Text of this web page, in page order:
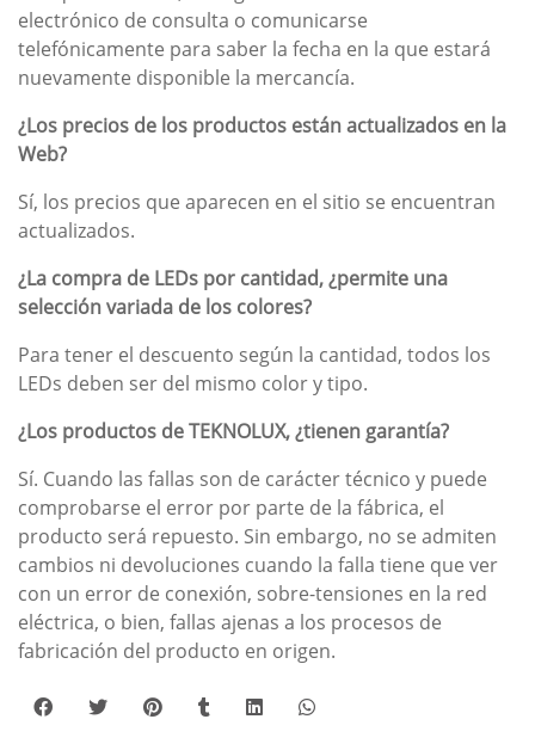
electrónico de consulta o comunicarse
telefónicamente para saber la fecha en la que estará
nuevamente disponible la mercancía.
¿Los precios de los productos están actualizados en la
Web?
Sí, los precios que aparecen en el sitio se encuentran
actualizados.
¿La compra de LEDs por cantidad, ¿permite una
selección variada de los colores?
Para tener el descuento según la cantidad, todos los
LEDs deben ser del mismo color y tipo.
¿Los productos de TEKNOLUX, ¿tienen garantía?
Sí. Cuando las fallas son de carácter técnico y puede
comprobarse el error por parte de la fábrica, el
producto será repuesto. Sin embargo, no se admiten
cambios ni devoluciones cuando la falla tiene que ver
con un error de conexión, sobre-tensiones en la red
eléctrica, o bien, fallas ajenas a los procesos de
fabricación del producto en origen.